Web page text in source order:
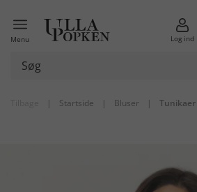
Menu Log ind
| Startside | Bluser | Tunikaer